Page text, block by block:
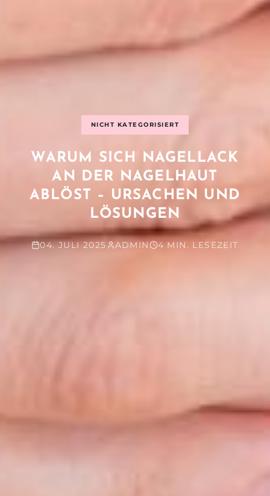
NICHT KATEGORISIERT
WARUM SICH NAGELLACK
AN DER NAGELHAUT
ABLÖST – URSACHEN UND
LÖSUNGEN
04. JULI 2025 ADMIN 4 MIN. LESEZEIT